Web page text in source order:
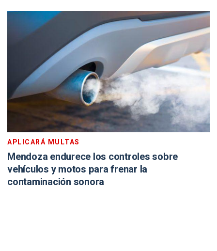
APLICARÁ MULTAS
Mendoza endurece los controles sobre
vehículos y motos para frenar la
contaminación sonora